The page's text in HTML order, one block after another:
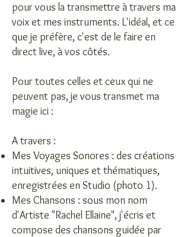
pour vous la transmettre à travers ma
voix et mes instruments. L'idéal, et ce
que je préfère, c'est de le faire en
direct live, à vos côtés.
Pour toutes celles et ceux qui ne
peuvent pas, je vous transmet ma
magie ici :
A travers :
Mes Voyages Sonores : des créations
intuitives, uniques et thématiques,
enregistrées en Studio (photo 1).
Mes Chansons : sous mon nom
d'Artiste "Rachel Ellaine", j'écris et
compose des chansons guidée par